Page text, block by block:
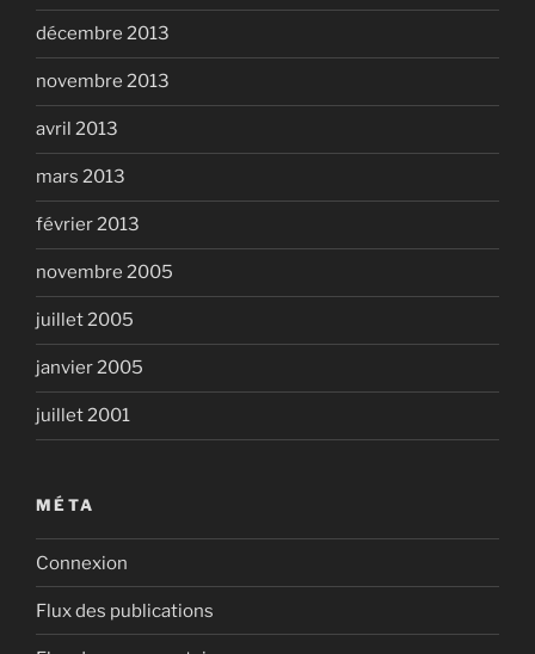
décembre 2013
novembre 2013
avril 2013
mars 2013
février 2013
novembre 2005
juillet 2005
janvier 2005
juillet 2001
MÉTA
Connexion
Flux des publications